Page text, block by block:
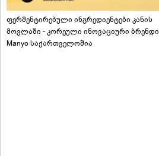
ფერმენტირებული ინგრედიენტები კანის
მოვლაში - კორეული ინოვაციური ბრენდი
Manyo საქართველოშია